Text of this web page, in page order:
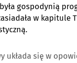
gospodynią
w
układa się w